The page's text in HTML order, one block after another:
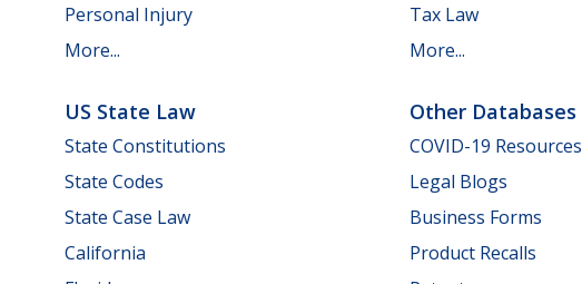
Personal Injury
More...
Tax Law
More...
US State Law
State Constitutions
State Codes
State Case Law
California
Other Databases
COVID-19 Resources
Legal Blogs
Business Forms
Product Recalls